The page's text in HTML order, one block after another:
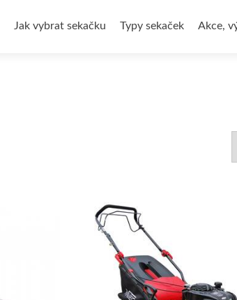
Jak vybrat sekačku Typy sekaček Akce,